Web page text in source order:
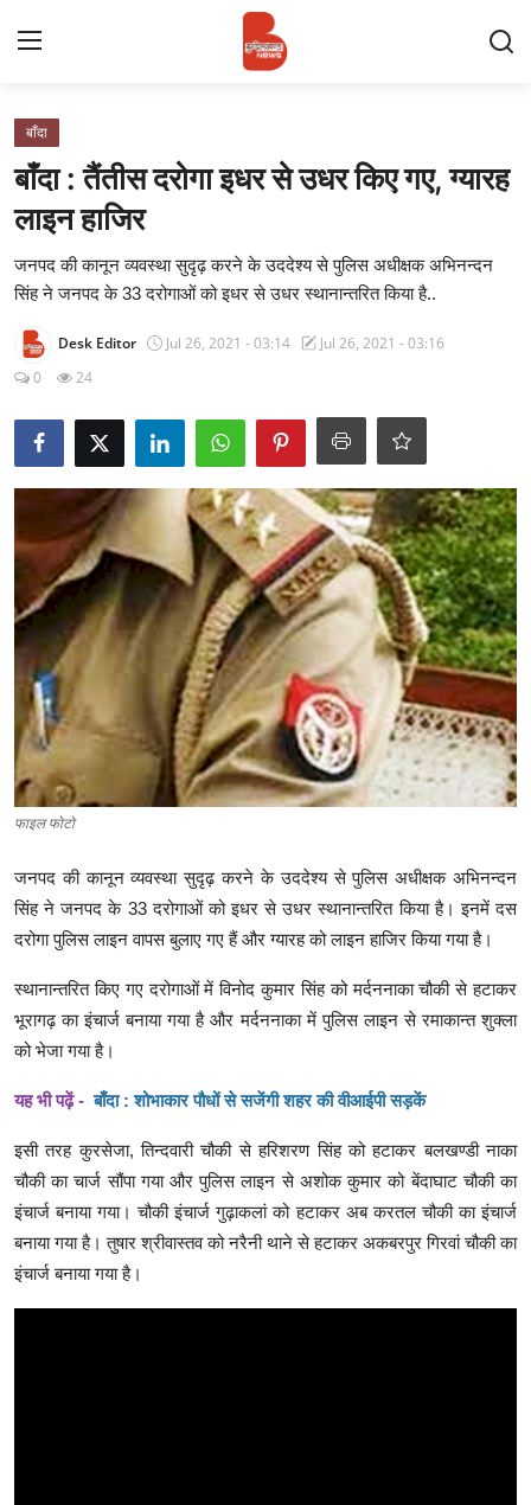
प्रमुख ख़बर
राज्य
बुन्देलखण्ड
वीडियो
क्राइम
स्पोर्ट्स
मनोरंजन
गैलरी
बाँदा
बाँदा : तैंतीस दरोगा इधर से उधर किए गए, ग्यारह
लाइन हाजिर
जनपद की कानून व्यवस्था सुदृढ़ करने के उददेश्य से पुलिस अधीक्षक अभिनन्दन
सिंह ने जनपद के 33 दरोगाओं को इधर से उधर स्थानान्तरित किया है..
Desk Editor Jul 26, 2021 - 03:14
Jul 26, 2021 - 03:16
0
24
फाइल फोटो
जनपद की कानून व्यवस्था सुदृढ़ करने के उददेश्य से पुलिस अधीक्षक अभिनन्दन
सिंह ने जनपद के 33 दरोगाओं को इधर से उधर स्थानान्तरित किया है। इनमें दस
दरोगा पुलिस लाइन वापस बुलाए गए हैं और ग्यारह को लाइन हाजिर किया गया है।
स्थानान्तरित किए गए दरोगाओं में विनोद कुमार सिंह को मर्दननाका चौकी से हटाकर
भूरागढ़ का इंचार्ज बनाया गया है और मर्दननाका में पुलिस लाइन से रमाकान्त शुक्ला
को भेजा गया है।
यह भी पढ़ें -बाँदा : शोभाकार पौधों से सजेंगी शहर की वीआईपी सड़कें
इसी तरह कुरसेजा, तिन्दवारी चौकी से हरिशरण सिंह को हटाकर बलखण्डी नाका
चौकी का चार्ज सौंपा गया और पुलिस लाइन से अशोक कुमार को बेंदाघाट चौकी का
इंचार्ज बनाया गया। चौकी इंचार्ज गुढ़ाकलां को हटाकर अब करतल चौकी का इंचार्ज
बनाया गया है। तुषार श्रीवास्तव को नरैनी थाने से हटाकर अकबरपुर गिरवां चौकी का
इंचार्ज बनाया गया है।